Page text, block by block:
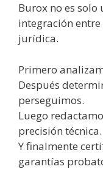
Burox no es
integración
jurídica.
Primero
Después
perseguimos.
Luego
precisión técnica.
Y finalmente
garantías